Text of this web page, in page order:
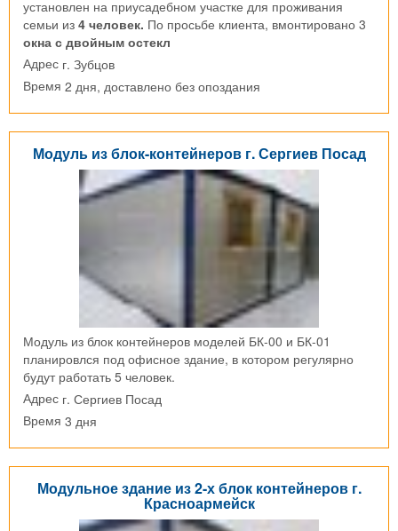
установлен на приусадебном участке для проживания
семьи из 4 человек. По просьбе клиента, вмонтировано 3
окна с двойным остекл
Адрес г. Зубцов
Время 2 дня, доставлено без опоздания
Модуль из блок-контейнеров г. Сергиев Посад
Модуль из блок контейнеров моделей БК-00 и БК-01
планировлся под офисное здание, в котором регулярно
будут работать 5 человек.
Адрес г. Сергиев Посад
Время 3 дня
Модульное здание из 2-х блок контейнеров г.
Красноармейск